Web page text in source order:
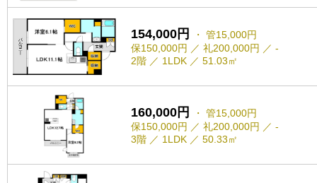
154,000円
・ 管15,000円
保150,000円 ／ 礼200,000円 ／ -
2階 ／ 1LDK ／ 51.03㎡
160,000円
・ 管15,000円
保150,000円 ／ 礼200,000円 ／ -
3階 ／ 1LDK ／ 50.33㎡